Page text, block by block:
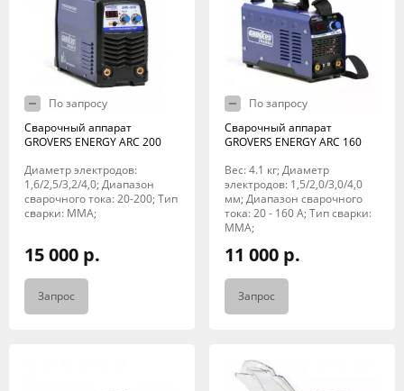
По запросу
Сварочный аппарат
GROVERS ENERGY ARC 200
Диаметр электродов:
1,6/2,5/3,2/4,0; Диапазон
сварочного тока: 20-200; Тип
сварки: MMA;
15 000 р.
Запрос
По запросу
Сварочный аппарат
GROVERS ENERGY ARC 160
Вес: 4.1 кг; Диаметр
электродов: 1,5/2,0/3,0/4,0
мм; Диапазон сварочного
тока: 20 - 160 А; Тип сварки:
MMA;
11 000 р.
Запрос